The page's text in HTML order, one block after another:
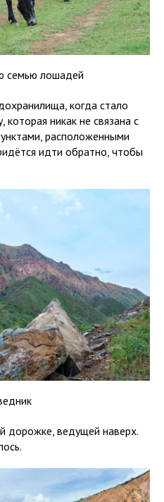
семью лошадей
когда стало
которая никак не связана с
расположенными
идти обратно, чтобы
дорожке, ведущей наверх.